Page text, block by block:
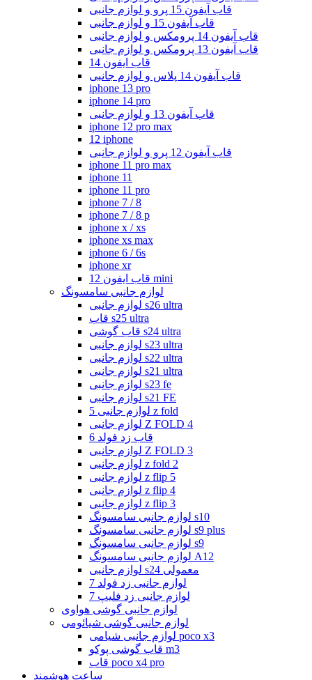
قاب آیفون 15 پرو و لوازم جانبی
قاب آیفون 15 و لوازم جانبی
قاب آیفون 14 پرومکس و لوازم جانبی
قاب آیفون 13 پرومکس و لوازم جانبی
قاب ایفون 14
قاب آیفون 14 پلاس و لوازم جانبی
iphone 13 pro
iphone 14 pro
قاب آیفون 13 و لوازم جانبی
iphone 12 pro max
12 iphone
قاب آیفون 12 پرو و لوازم جانبی
iphone 11 pro max
iphone 11
iphone 11 pro
iphone 7 / 8
iphone 7 / 8 p
iphone x / xs
iphone xs max
iphone 6 / 6s
iphone xr
قاب ایفون 12 mini
لوازم جانبی سامسونگ
لوازم جانبی s26 ultra
قاب s25 ultra
قاب گوشی s24 ultra
لوازم جانبی s23 ultra
لوازم جانبی s22 ultra
لوازم جانبی s21 ultra
لوازم جانبی s23 fe
لوازم جانبی s21 FE
لوازم جانبی 5 z fold
لوازم جانبی Z FOLD 4
قاب زد فولد 6
لوازم جانبی Z FOLD 3
لوازم جانبی z fold 2
لوازم جانبی z flip 5
لوازم جانبی z flip 4
لوازم جانبی z flip 3
لوازم جانبی سامسونگ s10
لوازم جانبی سامسونگ s9 plus
لوازم جانبی سامسونگ s9
لوازم جانبی سامسونگ A12
لوازم جانبی s24 معمولی
لوازم جانبی زد فولد 7
لوازم جانبی زد فلیپ 7
لوازم جانبی گوشی هواوی
لوازم جانبی گوشی شیائومی
لوازم جانبی شیامی poco x3
قاب گوشی پوکو m3
قاب poco x4 pro
ساعت هوشمند